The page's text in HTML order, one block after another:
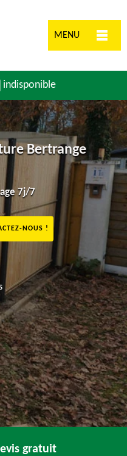
MENU
indisponible
Bertrange
7j/7
NOUS !
gratuit